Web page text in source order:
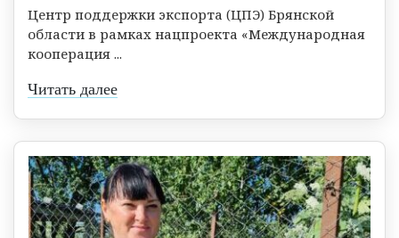
Центр поддержки экспорта (ЦПЭ) Брянской
области в рамках нацпроекта «Международная
кооперация ...
Читать далее